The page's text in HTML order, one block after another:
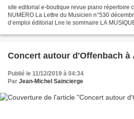
site editorial e-boutique revue piano répertoire
NUMERO La Lettre du Musicien n°530
d’emploi éditorial Lire le sommaire LA
Concert autour d'Offenbach à
Publié le 11/12/2019 à 04:34
Par Jean-Michel Saincierge